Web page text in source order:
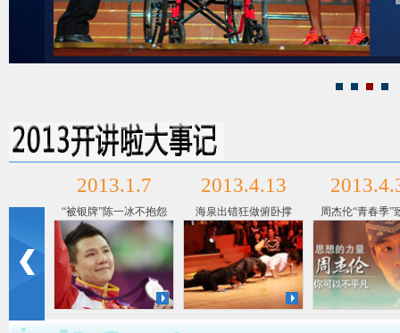
field="url">
2013.1.7
“被银牌”陈一冰不抱怨
2013.4.13
海泉出错狂做俯卧撑 周杰伦“青春季”